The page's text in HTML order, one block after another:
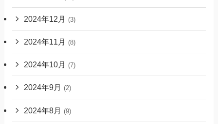
2024年12月 (3)
2024年11月 (8)
2024年10月 (7)
2024年9月 (2)
2024年8月 (9)